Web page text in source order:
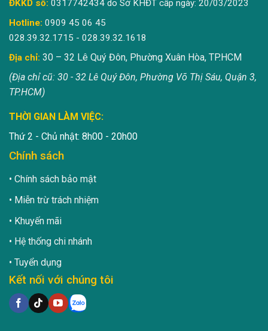
ĐKKD số: 0317742434 do Sở KHĐT cấp ngày: 20/03/2023
Hotline: 0909 45 06 45
028.39.32.1715 - 028.39.32.1618
Địa chỉ: 30 – 32 Lê Quý Đôn, Phường Xuân Hòa, TP.HCM
(Địa chỉ cũ: 30 - 32 Lê Quý Đôn, Phường Võ Thị Sáu, Quận 3,
TP.HCM)
THỜI GIAN LÀM VIỆC:
Thứ 2 - Chủ nhật: 8h00 - 20h00
Chính sách
Chính sách bảo mật
Miễn trừ trách nhiệm
Khuyến mãi
Hệ thống chi nhánh
Tuyển dụng
Kết nối với chúng tôi